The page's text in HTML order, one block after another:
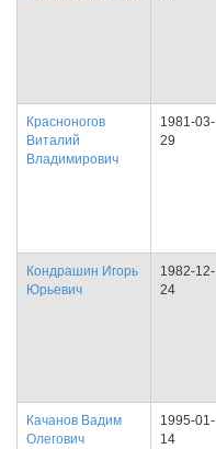
Красноногов
Виталий
Владимирович
1981-03-
29
Кондрашин Игорь
Юрьевич
1982-12-
24
Качанов Вадим
Олегович
1995-01-
14